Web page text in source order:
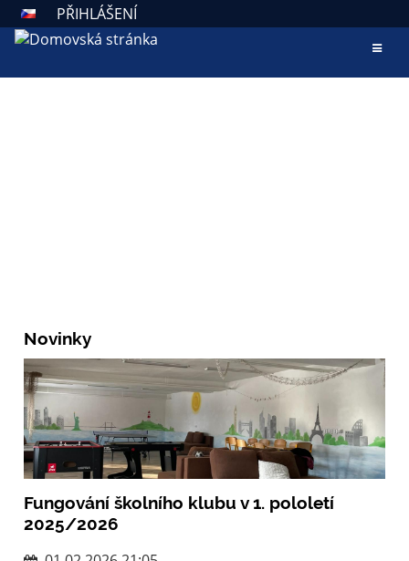
PŘIHLÁŠENÍ
Novinky
Fungování školního klubu v 1. pololetí
2025/2026